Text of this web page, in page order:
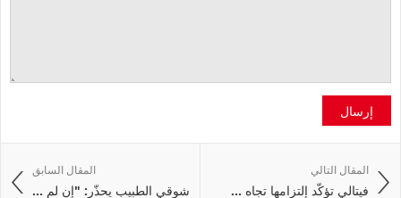
إرسال
المقال السابق
شوقي الطبيب يحذّر: "إن لم ...
المقال التالي
فيتالي تؤكّد إلتزامها تجاه ...